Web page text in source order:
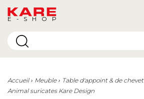
E-SHOP
Accueil Meuble Table d'appoint & de chevet
Animal suricates Kare Design